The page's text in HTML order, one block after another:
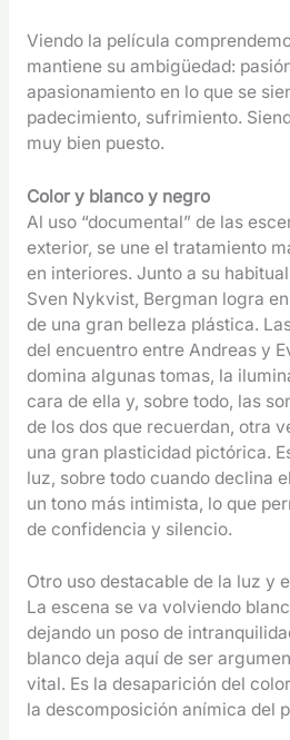
Viendo la película
mantiene su ambigüedad:
apasionamiento en lo que se
padecimiento, sufrimiento.
muy bien puesto.
Color y blanco y negro
Al uso “documental” de las
exterior, se une el tratamiento
en interiores. Junto a su
Sven Nykvist, Bergman logra
de una gran belleza plástica.
del encuentro entre Andreas y
domina algunas tomas, la
cara de ella y, sobre todo, las
de los dos que recuerdan, otra
una gran plasticidad pictórica.
luz, sobre todo cuando declina
un tono más intimista, lo que
de confidencia y silencio.
Otro uso destacable de la luz y
La escena se va volviendo
dejando un poso de
blanco deja aquí de ser
vital. Es la desaparición del
la descomposición anímica del